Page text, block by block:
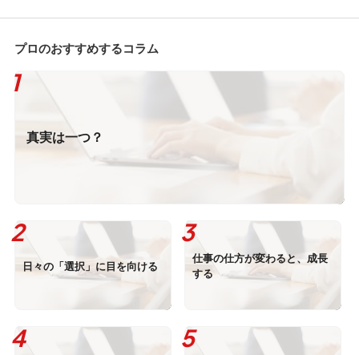
プロのおすすめするコラム
真実は一つ？
日々の「選択」に目を向ける
仕事の仕方が変わると、成長
する